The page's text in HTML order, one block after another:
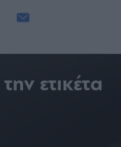
ετικέτα